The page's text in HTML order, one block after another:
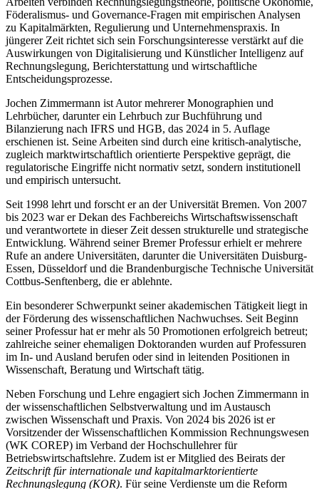
Föderalismus- und Governance-Fragen mit empirischen Analysen
zu Kapitalmärkten, Regulierung und Unternehmenspraxis. In
jüngerer Zeit richtet sich sein Forschungsinteresse verstärkt auf die
Auswirkungen von Digitalisierung und Künstlicher Intelligenz auf
Rechnungslegung, Berichterstattung und wirtschaftliche
Entscheidungsprozesse.
Jochen Zimmermann ist Autor mehrerer Monographien und
Lehrbücher, darunter ein Lehrbuch zur Buchführung und
Bilanzierung nach IFRS und HGB, das 2024 in 5. Auflage
erschienen ist. Seine Arbeiten sind durch eine kritisch-analytische,
zugleich marktwirtschaftlich orientierte Perspektive geprägt, die
regulatorische Eingriffe nicht normativ setzt, sondern institutionell
und empirisch untersucht.
Seit 1998 lehrt und forscht er an der Universität Bremen. Von 2007
bis 2023 war er Dekan des Fachbereichs Wirtschaftswissenschaft
und verantwortete in dieser Zeit dessen strukturelle und strategische
Entwicklung. Während seiner Bremer Professur erhielt er mehrere
Rufe an andere Universitäten, darunter die Universitäten Duisburg-
Essen, Düsseldorf und die Brandenburgische Technische Universität
Cottbus-Senftenberg, die er ablehnte.
Ein besonderer Schwerpunkt seiner akademischen Tätigkeit liegt in
der Förderung des wissenschaftlichen Nachwuchses. Seit Beginn
seiner Professur hat er mehr als 50 Promotionen erfolgreich betreut;
zahlreiche seiner ehemaligen Doktoranden wurden auf Professuren
im In- und Ausland berufen oder sind in leitenden Positionen in
Wissenschaft, Beratung und Wirtschaft tätig.
Neben Forschung und Lehre engagiert sich Jochen Zimmermann in
der wissenschaftlichen Selbstverwaltung und im Austausch
zwischen Wissenschaft und Praxis. Von 2024 bis 2026 ist er
Vorsitzender der Wissenschaftlichen Kommission Rechnungswesen
(WK COREP) im Verband der Hochschullehrer für
Betriebswirtschaftslehre. Zudem ist er Mitglied des Beirats der
Zeitschrift für internationale und kapitalmarktorientierte
Rechnungslegung (KOR). Für seine Verdienste um die Reform